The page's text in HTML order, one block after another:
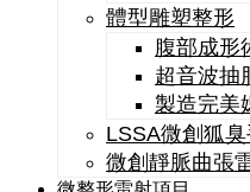
體型雕塑整形
腹部成形
超音波抽
製造完美
LSSA微創狐
微創靜脈曲張